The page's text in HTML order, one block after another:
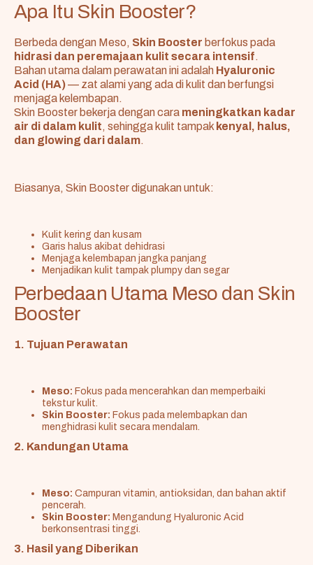
Apa Itu Skin Booster?
Berbeda dengan Meso, Skin Booster berfokus pada
hidrasi dan peremajaan kulit secara intensif.
Bahan utama dalam perawatan ini adalah Hyaluronic
Acid (HA)— zat alami yang ada di kulit dan berfungsi
menjaga kelembapan.
Skin Booster bekerja dengan cara meningkatkan kadar
air di dalam kulit, sehingga kulit tampak kenyal, halus,
dan glowing dari dalam.
Biasanya, Skin Booster digunakan untuk:
Kulit kering dan kusam
Garis halus akibat dehidrasi
Menjaga kelembapan jangka panjang
Menjadikan kulit tampak plumpy dan segar
Perbedaan Utama Meso dan Skin
Booster
1. Tujuan Perawatan
Meso: Fokus pada mencerahkan dan memperbaiki
tekstur kulit.
Skin Booster: Fokus pada melembapkan dan
menghidrasi kulit secara mendalam.
2. Kandungan Utama
Meso: Campuran vitamin, antioksidan, dan bahan aktif
pencerah.
Skin Booster: Mengandung Hyaluronic Acid
berkonsentrasi tinggi.
3. Hasil yang Diberikan